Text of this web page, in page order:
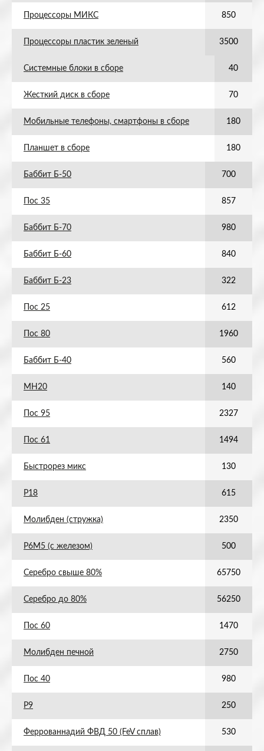
Процессоры МИКС 850
Процессоры пластик зеленый 3500
Системные блоки в сборе 40
Жесткий диск в сборе 70
Мобильные телефоны, смартфоны в сборе 180
Планшет в сборе 180
Баббит Б-50 700
Пос 35 857
Баббит Б-70 980
Баббит Б-60 840
Баббит Б-23 322
Пос 25 612
Пос 80 1960
Баббит Б-40 560
МН20 140
Пос 95 2327
Пос 61 1494
Быстрорез микс 130
Р18 615
Молибден (стружка) 2350
Р6М5 (с железом) 500
Серебро свыше 80% 65750
Серебро до 80% 56250
Пос 60 1470
Молибден печной 2750
Пос 40 980
Р9 250
Феррованнадий ФВД 50 (FeV сплав) 530